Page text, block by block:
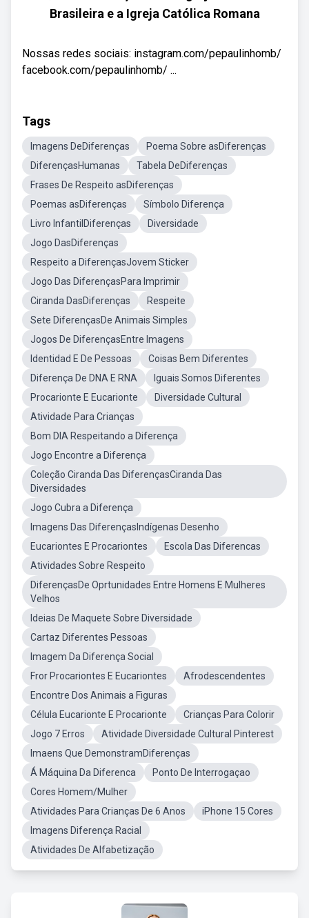
Brasileira e a Igreja Católica Romana
Nossas redes sociais: instagram.com/pepaulinhomb/
facebook.com/pepaulinhomb/ ...
Tags
Imagens DeDiferenças
Poema Sobre asDiferenças
DiferençasHumanas
Tabela DeDiferenças
Frases De Respeito asDiferenças
Poemas asDiferenças
Símbolo Diferença
Livro InfantilDiferenças
Diversidade
Jogo DasDiferenças
Respeito a DiferençasJovem Sticker
Jogo Das DiferençasPara Imprimir
Ciranda DasDiferenças
Respeite
Sete DiferençasDe Animais Simples
Jogos De DiferençasEntre Imagens
Identidad E De Pessoas
Coisas Bem Diferentes
Diferença De DNA E RNA
Iguais Somos Diferentes
Procarionte E Eucarionte
Diversidade Cultural
Atividade Para Crianças
Bom DIA Respeitando a Diferença
Jogo Encontre a Diferença
Coleção Ciranda Das DiferençasCiranda Das
Diversidades
Jogo Cubra a Diferença
Imagens Das DiferençasIndígenas Desenho
Eucariontes E Procariontes
Escola Das Diferencas
Atividades Sobre Respeito
DiferençasDe Oprtunidades Entre Homens E Mulheres
Velhos
Ideias De Maquete Sobre Diversidade
Cartaz Diferentes Pessoas
Imagem Da Diferença Social
Fror Procariontes E Eucariontes
Afrodescendentes
Encontre Dos Animais a Figuras
Célula Eucarionte E Procarionte
Crianças Para Colorir
Jogo 7 Erros
Atividade Diversidade Cultural Pinterest
Imaens Que DemonstramDiferenças
Á Máquina Da Diferenca
Ponto De Interrogaçao
Cores Homem/Mulher
Atividades Para Crianças De 6 Anos
iPhone 15 Cores
Imagens Diferença Racial
Atividades De Alfabetização